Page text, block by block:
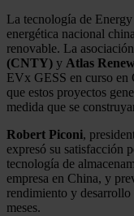
La tecnología de
energética nacional
renovable. La
(CNTY) y Atlas
EVx GESS en curso en
que estos proyectos
medida que se
Robert Piconi,
expresó su satisfacción
tecnología de
empresa en China, y
rendimiento y desarrollo
meses.